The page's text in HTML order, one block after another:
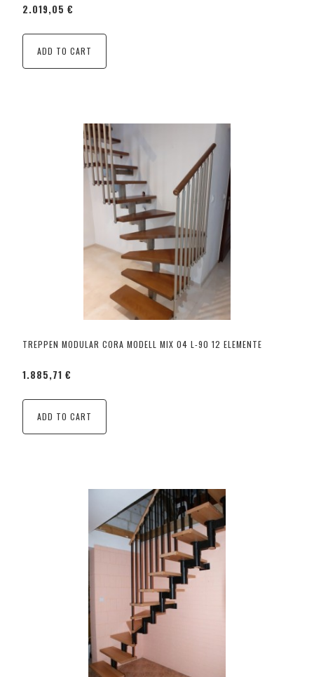
2.019,05 €
ADD TO CART
TREPPEN MODULAR CORA MODELL MIX 04 L-90 12 ELEMENTE
1.885,71 €
ADD TO CART